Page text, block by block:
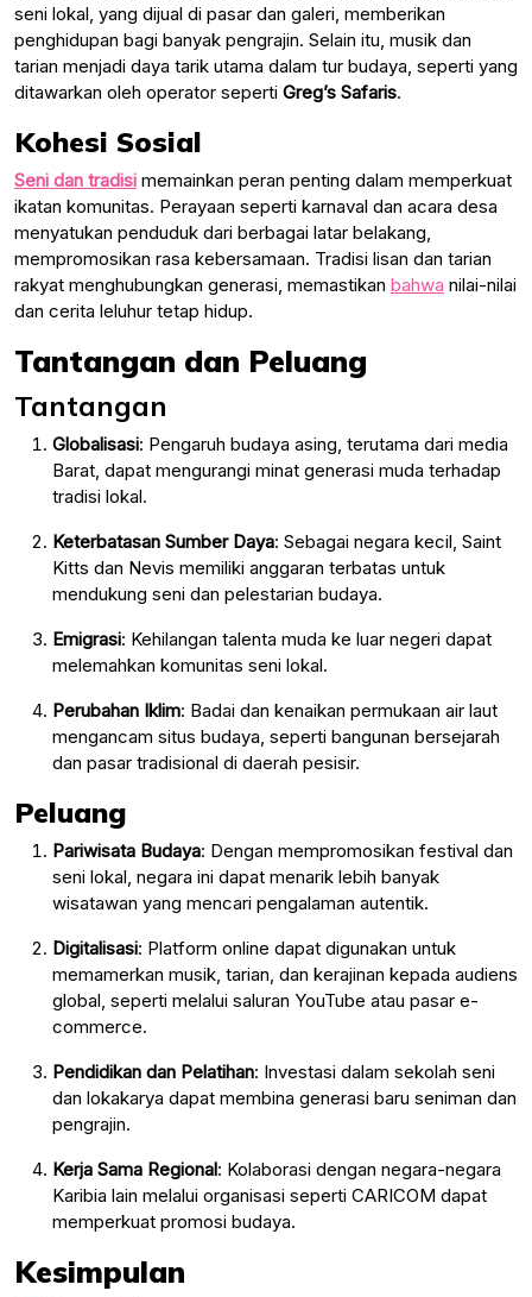
seni lokal, yang dijual di pasar dan galeri, memberikan
penghidupan bagi banyak pengrajin. Selain itu, musik dan
tarian menjadi daya tarik utama dalam tur budaya, seperti yang
ditawarkan oleh operator seperti Greg’s Safaris.
Kohesi Sosial
Seni dan tradisi memainkan peran penting dalam memperkuat
ikatan komunitas. Perayaan seperti karnaval dan acara desa
menyatukan penduduk dari berbagai latar belakang,
mempromosikan rasa kebersamaan. Tradisi lisan dan tarian
rakyat menghubungkan generasi, memastikan bahwa nilai-nilai
dan cerita leluhur tetap hidup.
Tantangan dan Peluang
Tantangan
Globalisasi: Pengaruh budaya asing, terutama dari media
Barat, dapat mengurangi minat generasi muda terhadap
tradisi lokal.
Keterbatasan Sumber Daya: Sebagai negara kecil, Saint
Kitts dan Nevis memiliki anggaran terbatas untuk
mendukung seni dan pelestarian budaya.
Emigrasi: Kehilangan talenta muda ke luar negeri dapat
melemahkan komunitas seni lokal.
Perubahan Iklim: Badai dan kenaikan permukaan air laut
mengancam situs budaya, seperti bangunan bersejarah
dan pasar tradisional di daerah pesisir.
Peluang
Pariwisata Budaya: Dengan mempromosikan festival dan
seni lokal, negara ini dapat menarik lebih banyak
wisatawan yang mencari pengalaman autentik.
Digitalisasi: Platform online dapat digunakan untuk
memamerkan musik, tarian, dan kerajinan kepada audiens
global, seperti melalui saluran YouTube atau pasar e-
commerce.
Pendidikan dan Pelatihan: Investasi dalam sekolah seni
dan lokakarya dapat membina generasi baru seniman dan
pengrajin.
Kerja Sama Regional: Kolaborasi dengan negara-negara
Karibia lain melalui organisasi seperti CARICOM dapat
memperkuat promosi budaya.
Kesimpulan